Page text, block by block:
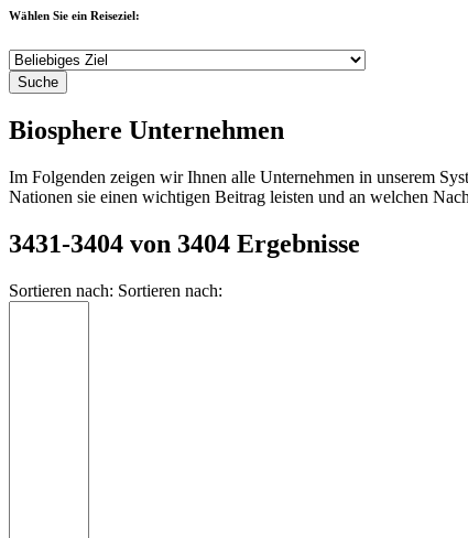
Wählen Sie ein Reiseziel:
Biosphere Unternehmen
Im Folgenden zeigen wir Ihnen alle Unternehmen in unserem
Nationen sie einen wichtigen Beitrag leisten und an welchen
3431-3404 von 3404 Ergebnisse
Sortieren nach: Sortieren nach: